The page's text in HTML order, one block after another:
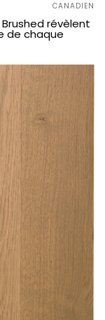
CANADIEN
révèlent
de chaque